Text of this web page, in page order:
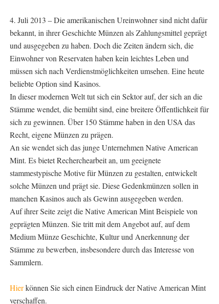
4. Juli 2013 – Die amerikanischen Ureinwohner sind nicht dafür
bekannt, in ihrer Geschichte Münzen als Zahlungsmittel geprägt
und ausgegeben zu haben. Doch die Zeiten ändern sich, die
Einwohner von Reservaten haben kein leichtes Leben und
müssen sich nach Verdienstmöglichkeiten umsehen. Eine heute
beliebte Option sind Kasinos.
In dieser modernen Welt tut sich ein Sektor auf, der sich an die
Stämme wendet, die bemüht sind, eine breitere Öffentlichkeit für
sich zu gewinnen. Über 150 Stämme haben in den USA das
Recht, eigene Münzen zu prägen.
An sie wendet sich das junge Unternehmen Native American
Mint. Es bietet Recherchearbeit an, um geeignete
stammestypische Motive für Münzen zu gestalten, entwickelt
solche Münzen und prägt sie. Diese Gedenkmünzen sollen in
manchen Kasinos auch als Gewinn ausgegeben werden.
Auf ihrer Seite zeigt die Native American Mint Beispiele von
geprägten Münzen. Sie tritt mit dem Angebot auf, auf dem
Medium Münze Geschichte, Kultur und Anerkennung der
Stämme zu bewerben, insbesondere durch das Interesse von
Sammlern.
Hierkönnen Sie sich einen Eindruck der Native American Mint
verschaffen.